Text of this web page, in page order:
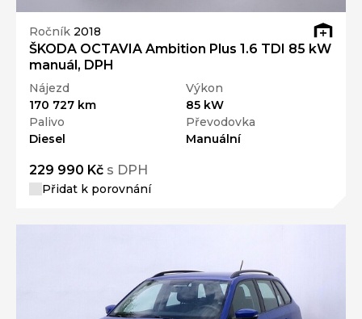
Ročník 2018
ŠKODA OCTAVIA Ambition Plus 1.6 TDI 85 kW
manuál, DPH
Nájezd
170 727 km
Výkon
85 kW
Palivo
Diesel
Převodovka
Manuální
229 990 Kč s DPH
Přidat k porovnání